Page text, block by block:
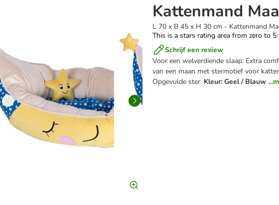
Kattenmand
L 70 x B 45 x H 30 cm - Kattenmand
This is a stars rating area from zero to
Schrijf een review
Voor een welverdiende slaap: Extra
van een maan met stermotief voor
Opgevulde ster. Kleur: Geel / Blauw